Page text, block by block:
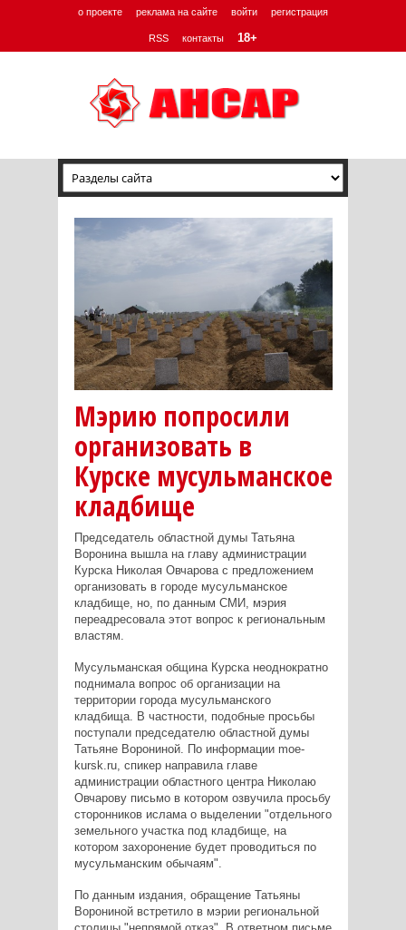
о проекте реклама на сайте войти регистрация
RSS контакты 18+
Мэрию попросили
организовать в
Курске мусульманское
кладбище
Председатель областной думы Татьяна
Воронина вышла на главу администрации
Курска Николая Овчарова с предложением
организовать в городе мусульманское
кладбище, но, по данным СМИ, мэрия
переадресовала этот вопрос к региональным
властям.
Мусульманская община Курска неоднократно
поднимала вопрос об организации на
территории города мусульманского
кладбища. В частности, подобные просьбы
поступали председателю областной думы
Татьяне Ворониной. По информации moe-
kursk.ru, спикер направила главе
администрации областного центра Николаю
Овчарову письмо в котором озвучила просьбу
сторонников ислама о выделении "отдельного
земельного участка под кладбище, на
котором захоронение будет проводиться по
мусульманским обычаям".
По данным издания, обращение Татьяны
Ворониной встретило в мэрии региональной